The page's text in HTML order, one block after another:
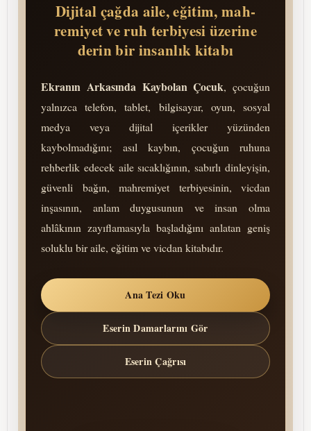
Dijital çağda aile, eğitim, mah­
remiyet ve ruh terbiyesi üzerine
derin bir insanlık kitabı
Ekranın Arkasında Kaybolan Çocuk, çocuğun
yalnızca telefon, tablet, bilgisayar, oyun, sosyal
medya veya dijital içerikler yüzünden
kaybolmadığını; asıl kaybın, çocuğun ruhuna
rehberlik edecek aile sıcaklığının, sabırlı dinleyişin,
güvenli bağın, mah­remiyet terbiyesinin, vicdan
inşasının, anlam duygusunun ve insan olma
ahlâkının zayıflamasıyla başladığını anlatan geniş
soluklu bir aile, eğitim ve vicdan kitabıdır.
Ana Tezi Oku
Eserin Damarlarını Gör
Eserin Çağrısı